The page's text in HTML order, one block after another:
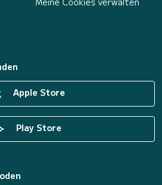
Apple Store
Play Store